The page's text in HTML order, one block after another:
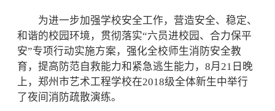
为进一步加强学校安全工作，营造安全、稳定、
和谐的校园环境，贯彻落实“六员进校园、合力保平
安”专项行动实施方案，强化全校师生消防安全教
育，提高防范自救能力和紧急逃生能力，8月21日晚
上，郑州市艺术工程学校在2018级全体新生中举行
了夜间消防疏散演练。